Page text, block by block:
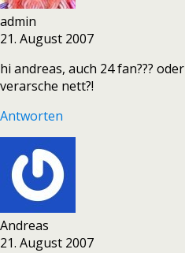
admin
21. August 2007
hi andreas, auch 24 fan???
verarsche nett?!
Antworten
Andreas
21. August 2007